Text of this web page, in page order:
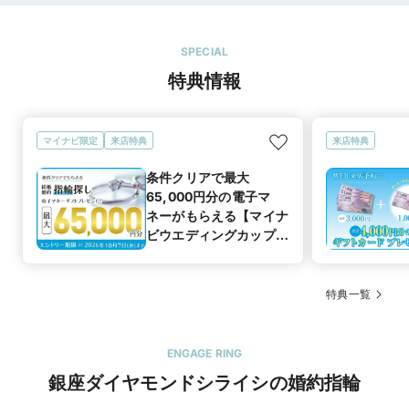
SPECIAL
特典情報
マイナビ限定 来店特典
条件クリアで最大
65,000円分の電子マ
ネーがもらえる【マイナ
ビウエディングカップル
来店特典
特典一覧
ENGAGE RING
銀座ダイヤモンドシライシの婚約指輪